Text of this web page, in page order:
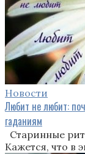
Новости
Любит не любит:
гаданиям
Старинные
Кажется, что в